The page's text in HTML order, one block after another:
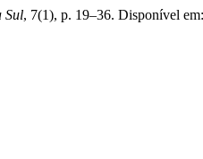
Sul, 7(1), p. 19–36. Disponível em: